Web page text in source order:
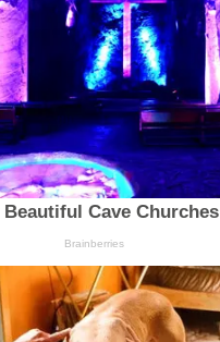
Cave Churches
Brainberries